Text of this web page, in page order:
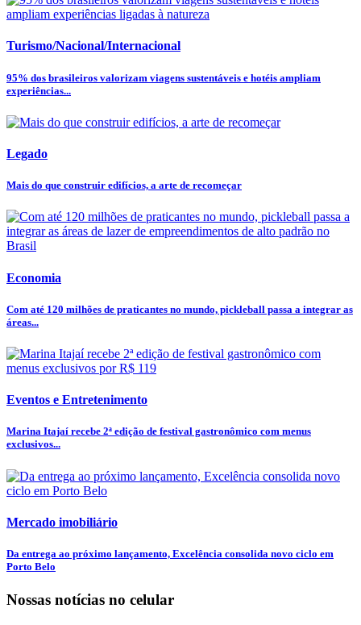
Turismo/Nacional/Internacional
95% dos brasileiros valorizam viagens sustentáveis e hotéis ampliam
experiências...
Legado
Mais do que construir edifícios, a arte de recomeçar
Economia
Com até 120 milhões de praticantes no mundo, pickleball passa a integrar as
áreas...
Eventos e Entretenimento
Marina Itajaí recebe 2ª edição de festival gastronômico com menus
exclusivos...
Mercado imobiliário
Da entrega ao próximo lançamento, Excelência consolida novo ciclo em
Porto Belo
Nossas notícias no celular